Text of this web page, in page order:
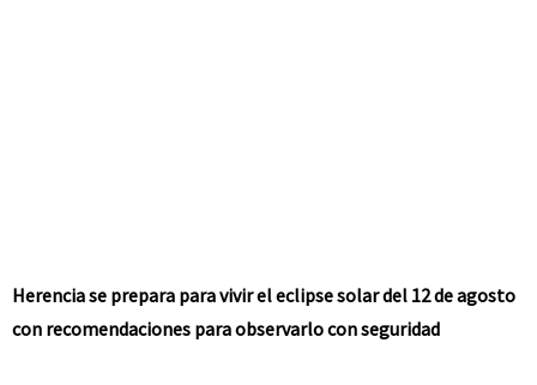
Herencia se prepara para vivir el eclipse solar del 12 de agosto
con recomendaciones para observarlo con seguridad